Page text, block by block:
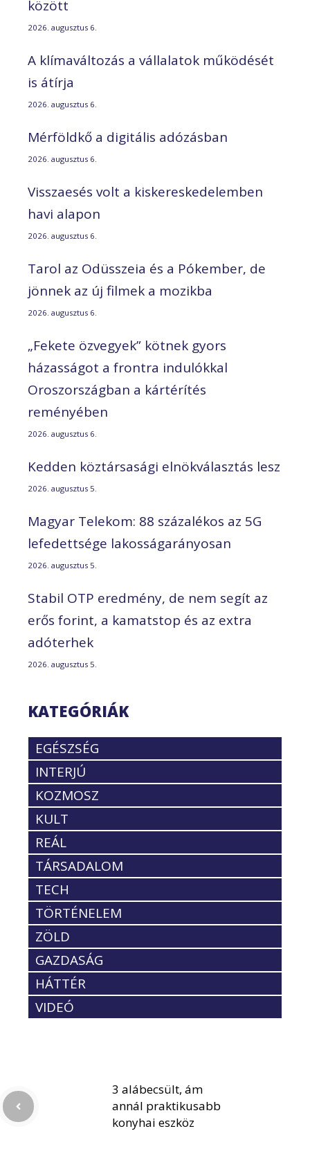
között
2026. augusztus 6.
A klímaváltozás a vállalatok működését
is átírja
2026. augusztus 6.
Mérföldkő a digitális adózásban
2026. augusztus 6.
Visszaesés volt a kiskereskedelemben
havi alapon
2026. augusztus 6.
Tarol az Odüsszeia és a Pókember, de
jönnek az új filmek a mozikba
2026. augusztus 6.
„Fekete özvegyek” kötnek gyors
házasságot a frontra indulókkal
Oroszországban a kártérítés
reményében
2026. augusztus 6.
Kedden köztársasági elnökválasztás lesz
2026. augusztus 5.
Magyar Telekom: 88 százalékos az 5G
lefedettsége lakosságarányosan
2026. augusztus 5.
Stabil OTP eredmény, de nem segít az
erős forint, a kamatstop és az extra
adóterhek
2026. augusztus 5.
KATEGÓRIÁK
EGÉSZSÉG
INTERJÚ
KOZMOSZ
KULT
REÁL
TÁRSADALOM
TECH
TÖRTÉNELEM
ZÖLD
GAZDASÁG
HÁTTÉR
VIDEÓ
3 alábecsült, ám
annál praktikusabb
konyhai eszköz